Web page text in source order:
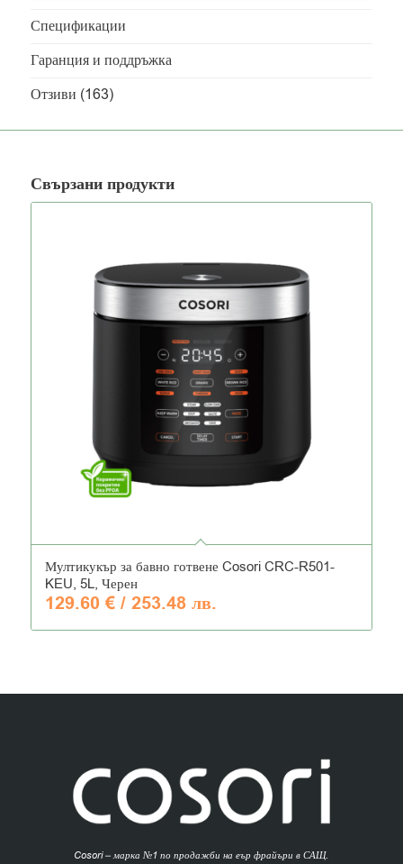
Спецификации
Гаранция и поддръжка
Отзиви (163)
Свързани продукти
Мултикукър за бавно готвене Cosori CRC-R501-
KEU, 5L, Черен
129.60€/ 253.48 лв.
Cosori – марка №1 по продажби на еър фрайъри в САЩ.